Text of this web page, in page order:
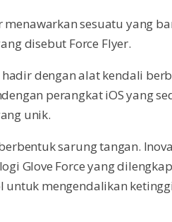
sesuatu yang
disebut Force Flyer.
dengan alat kendali
perangkat iOS yang
unik.
sarung tangan.
Glove Force yang
untuk mengendalikan